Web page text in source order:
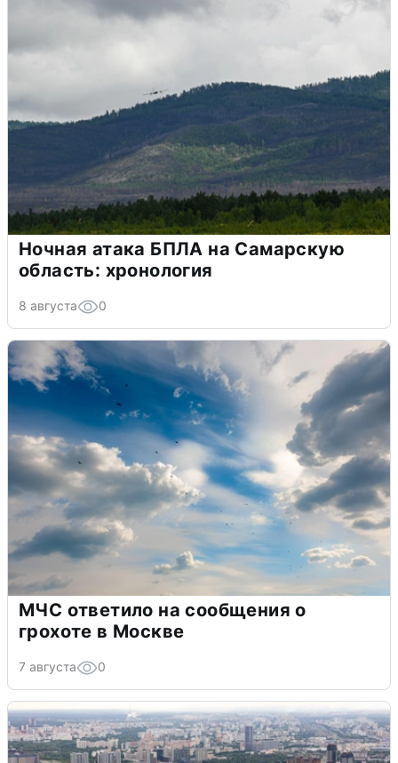
Ночная атака БПЛА на Самарскую
область: хронология
8 августа 0
МЧС ответило на сообщения о
грохоте в Москве
7 августа 0